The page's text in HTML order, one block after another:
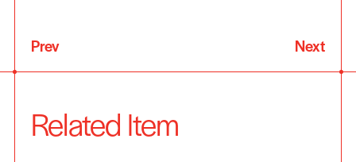
Prev Next
Related Item